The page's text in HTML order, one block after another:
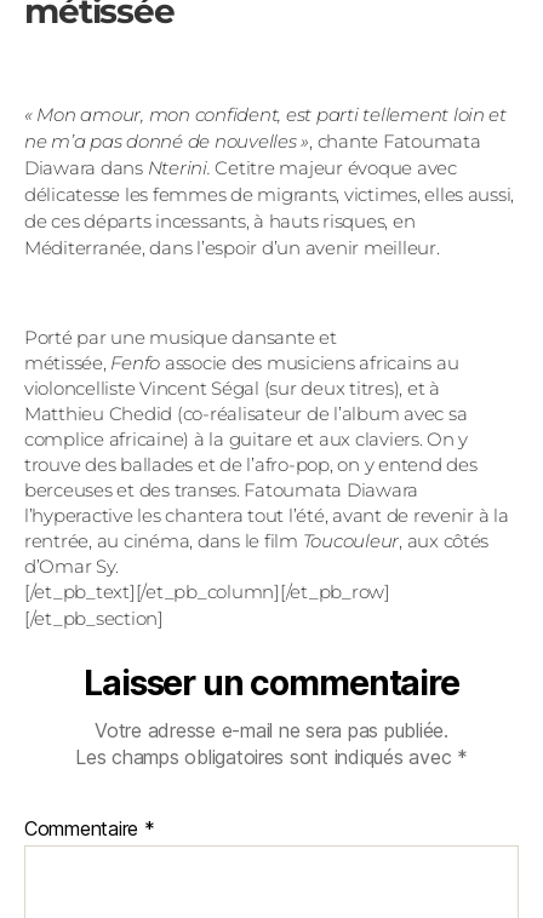
métissée
« Mon amour, mon confident, est parti tellement loin et
ne m’a pas donné de nouvelles », chante Fatoumata
Diawara dans Nterini.Cetitre majeur évoque avec
délicatesse les femmes de migrants, victimes, elles aussi,
de ces départs incessants, à hauts risques, en
Méditerranée, dans l’espoir d’un avenir meilleur.
Porté par une musique dansante et
métissée, Fenfo associe des musiciens africains au
violoncelliste Vincent Ségal (sur deux titres), et à
Matthieu Chedid (co-réalisateur de l’album avec sa
complice africaine) à la guitare et aux claviers. On y
trouve des ballades et de l’afro-pop, on y entend des
berceuses et des transes. Fatoumata Diawara
l’hyperactive les chantera tout l’été, avant de revenir à la
rentrée, au cinéma, dans le film Toucouleur, aux côtés
d’Omar Sy.
[/et_pb_text][/et_pb_column][/et_pb_row]
[/et_pb_section]
Laisser un commentaire
Votre adresse e-mail ne sera pas publiée.
Les champs obligatoires sont indiqués avec *
Commentaire *